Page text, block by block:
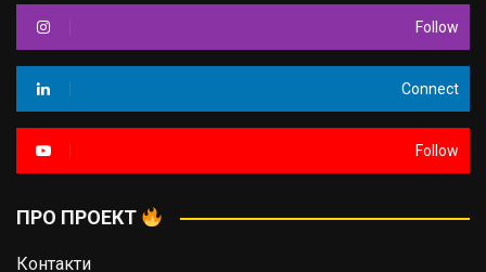
Follow
Connect
Follow
ПРО ПРОЕКТ
Контакти